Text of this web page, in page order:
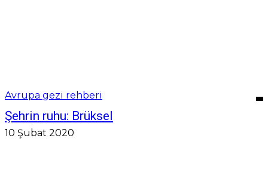
Avrupa gezi rehberi
Şehrin ruhu: Brüksel
10 Şubat 2020